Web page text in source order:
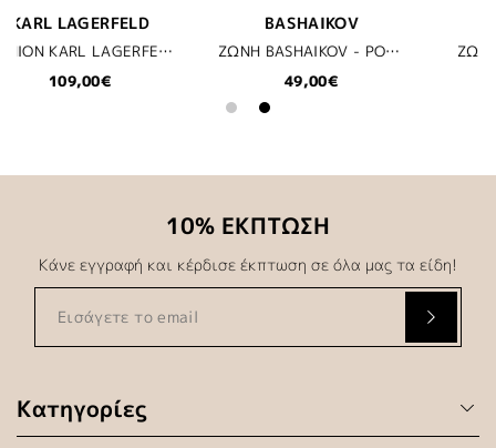
ΖΩΝΗ BASHAIKOV - POL01
LEGEND
ΖΩΝΗ LEGEND - BLACK
Κατηγορίες
10% ΕΚΠΤΩΣΗ
Κάνε εγγραφή και κέρδισε έκπτωση σε όλα μας τα είδη!